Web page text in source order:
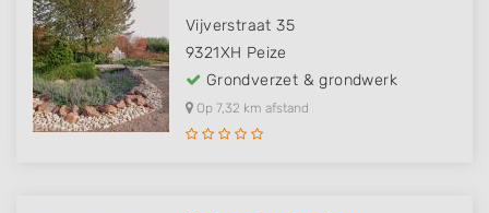
Vijverstraat 35
9321XH Peize
Grondverzet & grondwerk
Op 7,32 km afstand